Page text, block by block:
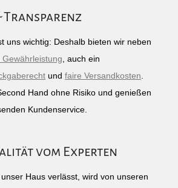
uns wichtig: Deshalb bieten wir neben
, auch ein
und faire Versandkosten
Hand ohne Risiko und genießen
Kundenservice.
vom Experten
Haus verlässt, wird von unseren